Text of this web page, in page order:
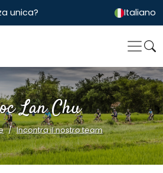
unica? Italiano
Lan Chu
Incontra il nostro team